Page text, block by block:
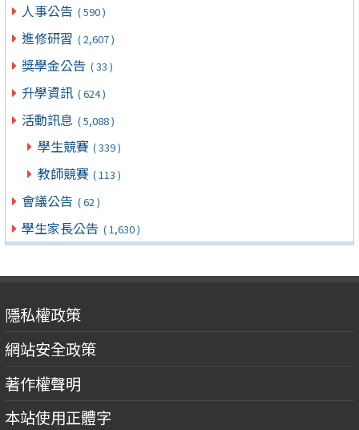
人事公告 ( 590 )
進修研習 ( 2,607 )
獎學金公告 ( 33 )
升學資訊 ( 624 )
活動訊息 ( 5,088 )
學生競賽 ( 339 )
教師競賽 ( 113 )
會議公告 ( 62 )
學生家長公告 ( 1,630 )
隱私權政策
網站安全政策
著作權聲明
本站使用正體字